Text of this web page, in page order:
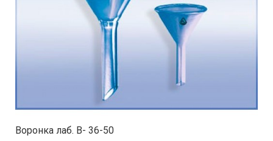
Воронка лаб. В- 36-50